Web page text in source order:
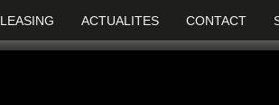
LEASING ACTUALITES CONTACT